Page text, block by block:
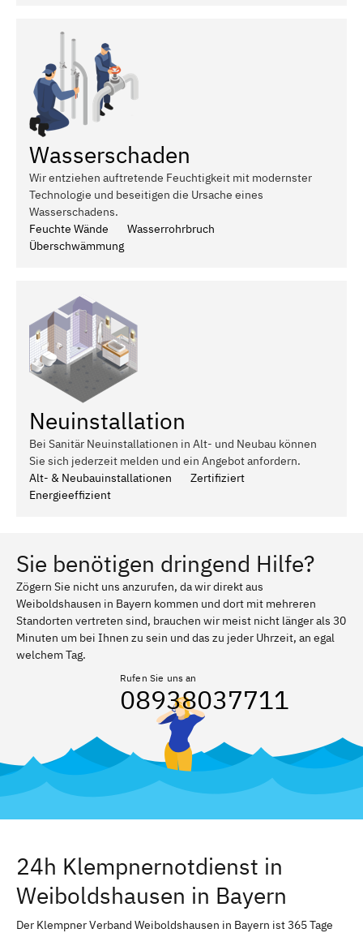
Wasserschaden
Wir entziehen auftretende Feuchtigkeit mit modernster
Technologie und beseitigen die Ursache eines
Wasserschadens.
Feuchte Wände
Wasserrohrbruch
Überschwämmung
Neuinstallation
Bei Sanitär Neuinstallationen in Alt- und Neubau können
Sie sich jederzeit melden und ein Angebot anfordern.
Alt- & Neubauinstallationen
Zertifiziert
Energieeffizient
Sie benötigen dringend Hilfe?
Zögern Sie nicht uns anzurufen, da wir direkt aus
Weiboldshausen in Bayern kommen und dort mit mehreren
Standorten vertreten sind, brauchen wir meist nicht länger als 30
Minuten um bei Ihnen zu sein und das zu jeder Uhrzeit, an egal
welchem Tag.
Rufen Sie uns an
08938037711
24h Klempnernotdienst in
Weiboldshausen in Bayern
Der Klempner Verband Weiboldshausen in Bayern ist 365 Tage